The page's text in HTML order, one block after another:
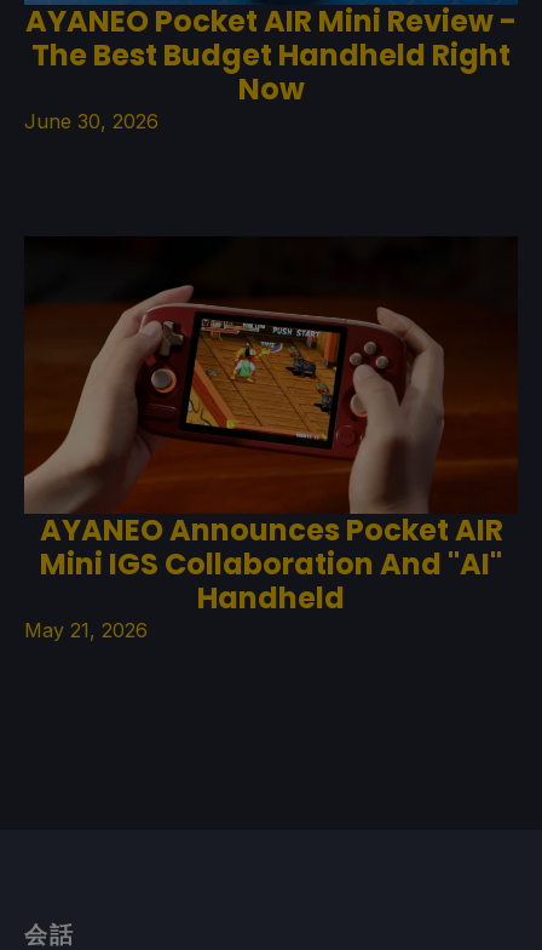
AYANEO Pocket AIR Mini Review -
The Best Budget Handheld Right
Now
June 30, 2026
AYANEO Announces Pocket AIR
Mini IGS Collaboration And "AI"
Handheld
May 21, 2026
会話